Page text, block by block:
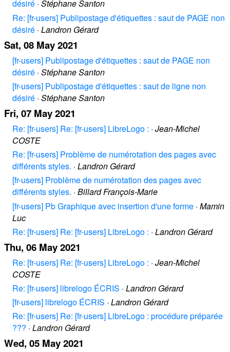
désiré · Stéphane Santon
Re: [fr-users] Publipostage d'étiquettes : saut de PAGE non
désiré · Landron Gérard
Sat, 08 May 2021
[fr-users] Publipostage d'étiquettes : saut de PAGE non
désiré · Stéphane Santon
[fr-users] Publipostage d'étiquettes : saut de ligne non
désiré · Stéphane Santon
Fri, 07 May 2021
Re: [fr-users] Re: [fr-users] LibreLogo : · Jean-Michel
COSTE
Re: [fr-users] Problème de numérotation des pages avec
différents styles. · Landron Gérard
[fr-users] Problème de numérotation des pages avec
différents styles. · Billard François-Marie
[fr-users] Pb Graphique avec insertion d'une forme · Mamin
Luc
Re: [fr-users] Re: [fr-users] LibreLogo : · Landron Gérard
Thu, 06 May 2021
Re: [fr-users] Re: [fr-users] LibreLogo : · Jean-Michel
COSTE
Re: [fr-users] librelogo ÉCRIS · Landron Gérard
[fr-users] librelogo ÉCRIS · Landron Gérard
Re: [fr-users] Re: [fr-users] LibreLogo : procédure préparée
??? · Landron Gérard
Wed, 05 May 2021